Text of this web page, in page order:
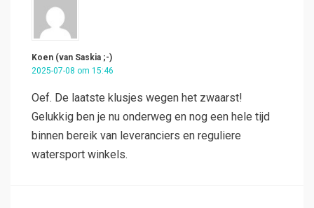
Koen (van Saskia ;-)
2025-07-08 om 15:46
Oef. De laatste klusjes wegen het zwaarst!
Gelukkig ben je nu onderweg en nog een hele tijd
binnen bereik van leveranciers en reguliere
watersport winkels.